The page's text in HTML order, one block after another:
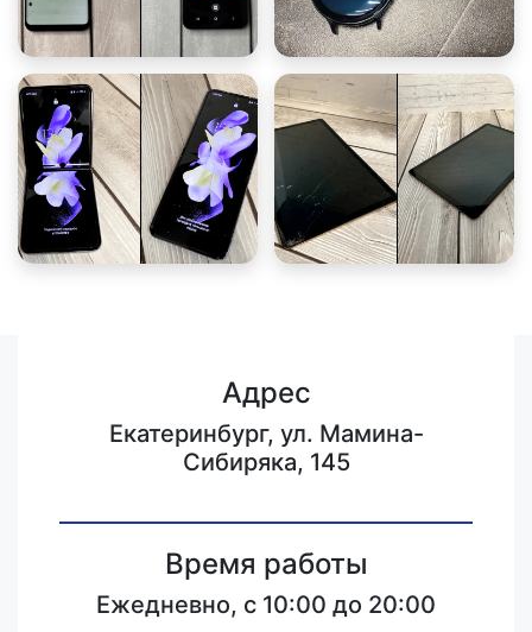
Адрес
Екатеринбург, ул. Мамина-
Сибиряка, 145
Время работы
Ежедневно, с 10:00 до 20:00